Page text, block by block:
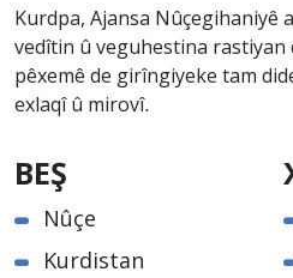
Kurdpa, Ajansa Nûçegihaniyê
vedîtin û veguhestina rastiyan
pêxemê de girîngiyeke tam
exlaqî û mirovî.
BEŞ
Nûçe
Kurdistan